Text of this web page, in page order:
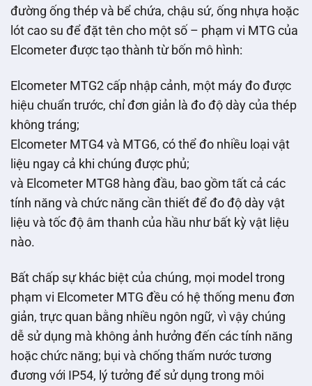
đường ống thép và bể chứa, chậu sứ, ống nhựa hoặc
lót cao su để đặt tên cho một số – phạm vi MTG của
Elcometer được tạo thành từ bốn mô hình:
Elcometer MTG2 cấp nhập cảnh, một máy đo được
hiệu chuẩn trước, chỉ đơn giản là đo độ dày của thép
không tráng;
Elcometer MTG4 và MTG6, có thể đo nhiều loại vật
liệu ngay cả khi chúng được phủ;
và Elcometer MTG8 hàng đầu, bao gồm tất cả các
tính năng và chức năng cần thiết để đo độ dày vật
liệu và tốc độ âm thanh của hầu như bất kỳ vật liệu
nào.
Bất chấp sự khác biệt của chúng, mọi model trong
phạm vi Elcometer MTG đều có hệ thống menu đơn
giản, trực quan bằng nhiều ngôn ngữ, vì vậy chúng
dễ sử dụng mà không ảnh hưởng đến các tính năng
hoặc chức năng; bụi và chống thấm nước tương
đương với IP54, lý tưởng để sử dụng trong môi